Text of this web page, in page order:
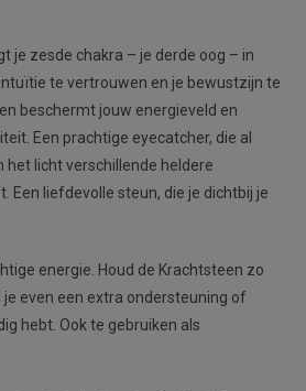
je zesde chakra – je derde oog – in
te vertrouwen en je bewustzijn te
beschermt jouw energieveld en
Een prachtige eyecatcher, die al
het licht verschillende heldere
Een liefdevolle steun, die je dichtbij je
energie. Houd de Krachtsteen zo
je even een extra ondersteuning of
hebt. Ook te gebruiken als